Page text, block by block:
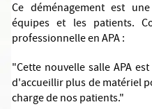
Ce déménagement est
équipes et les patients.
professionnelle en APA :
"Cette nouvelle salle APA
d'accueillir plus de matériel
charge de nos patients."